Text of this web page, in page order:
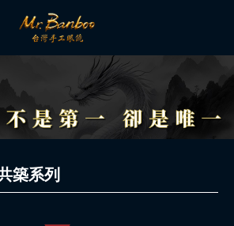
築系列